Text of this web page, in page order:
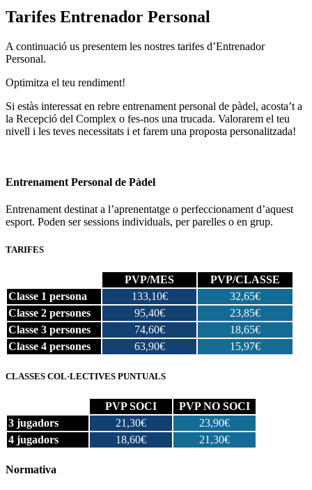
Tarifes Entrenador Personal
A continuació us presentem les nostres tarifes d’Entrenador
Personal.
Optimitza el teu rendiment!
Si estàs interessat en rebre entrenament personal de pàdel, acosta’t a
la Recepció del Complex o fes-nos una trucada. Valorarem el teu
nivell i les teves necessitats i et farem una proposta personalitzada!
Entrenament Personal de Pàdel
Entrenament destinat a l’aprenentatge o perfeccionament d’aquest
esport. Poden ser sessions individuals, per parelles o en grup.
TARIFES
PVP/MES
PVP/CLASSE
Classe 1 persona
133,10€
32,65€
Classe 2 persones
95,40€
23,85€
Classe 3 persones
74,60€
18,65€
Classe 4 persones
63,90€ 15,97€
CLASSES COL·LECTIVES PUNTUALS
PVP SOCI
PVP NO SOCI
3 jugadors
21,30€
23,90€
4 jugadors
18,60€ 21,30€
Normativa